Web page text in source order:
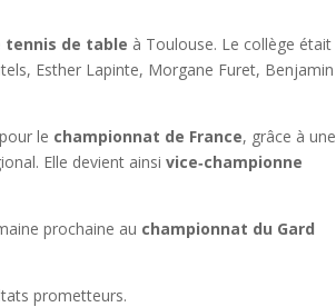
tennis de table à Toulouse. Le collège était
Esther Lapinte, Morgane Furet, Benjamin
pour le championnat de France, grâce à une
Elle devient ainsivice‑championne
prochaine au championnat du Gard
prometteurs.